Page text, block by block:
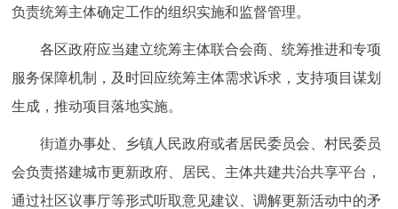
负责统筹主体确定工作的组织实施和监督管理。
各区政府应当建立统筹主体联合会商、统筹推进和专项
服务保障机制，及时回应统筹主体需求诉求，支持项目谋划
生成，推动项目落地实施。
街道办事处、乡镇人民政府或者居民委员会、村民委员
会负责搭建城市更新政府、居民、主体共建共治共享平台，
通过社区议事厅等形式听取意见建议、调解更新活动中的矛